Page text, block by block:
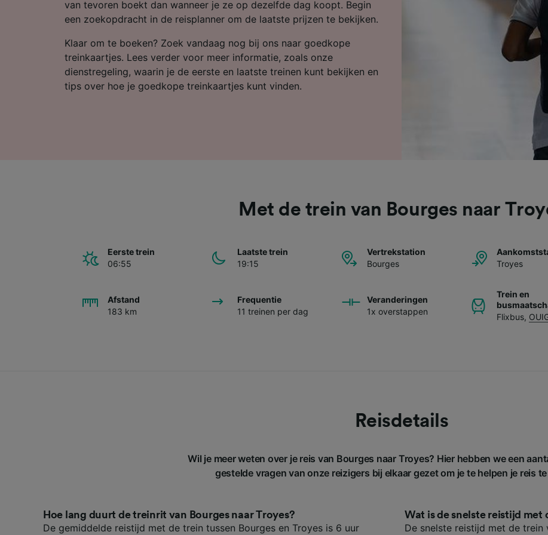
van tevoren boekt dan wanneer je ze op dezelfde dag koopt. Begin
een zoekopdracht in de reisplanner om de laatste prijzen te bekijken.
Klaar om te boeken? Zoek vandaag nog bij ons naar goedkope
treinkaartjes. Lees verder voor meer informatie, zoals onze
dienstregeling, waarin je de eerste en laatste treinen kunt bekijken en
tips over hoe je goedkope treinkaartjes kunt vinden.
Met de trein van Bourges naar
Eerste trein
06:55
Laatste trein
19:15
Vertrekstation
Bourges
Troyes
Afstand
183 km
Frequentie
11 treinen per dag
Veranderingen
1x overstappen
Trein en
Flixbus,
Reisdetails
Wil je meer weten over je reis van Bourges naar Troyes? Hier hebben we een
gestelde vragen van onze reizigers bij elkaar gezet om je te helpen je reis
Hoe lang duurt de treinrit van Bourges naar Troyes?
De gemiddelde reistijd met de trein tussen Bourges en Troyes is 6 uur
Wat is de snelste reistijd met
De snelste reistijd met de trein